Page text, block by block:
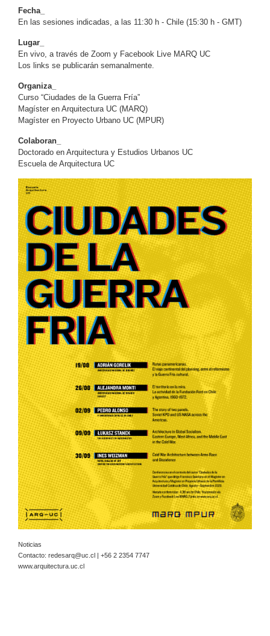
Fecha_
En las sesiones indicadas, a las 11:30 h - Chile (15:30 h - GMT)
Lugar_
En vivo, a través de Zoom y Facebook Live MARQ UC
Los links se publicarán semanalmente.
Organiza_
Curso “Ciudades de la Guerra Fría”
Magíster en Arquitectura UC (MARQ)
Magíster en Proyecto Urbano UC (MPUR)
Colaboran_
Doctorado en Arquitectura y Estudios Urbanos UC
Escuela de Arquitectura UC
Noticias
Contacto: redesarq@uc.cl | +56 2 2354 7747
www.arquitectura.uc.cl